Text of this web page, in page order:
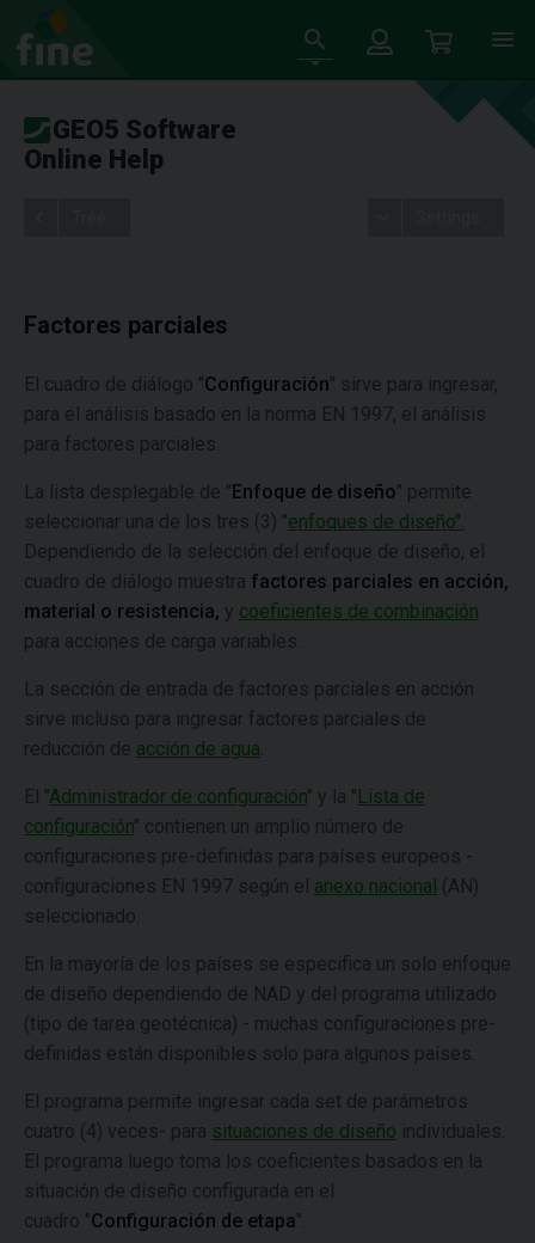
GEO5 Software
Online Help
Factores parciales
El cuadro de diálogo "Configuración" sirve para ingresar,
para el análisis basado en la norma EN 1997, el análisis
para factores parciales.
La lista desplegable de "Enfoque de diseño" permite
seleccionar una de los tres (3) "enfoques de diseño".
Dependiendo de la selección del enfoque de diseño, el
cuadro de diálogo muestra factores parciales en acción,
material o resistencia, y coeficientes de combinación
para acciones de carga variables.
La sección de entrada de factores parciales en acción
sirve incluso para ingresar factores parciales de
reducción de acción de agua
El "Administrador de configuración" y la "Lista de
configuración" contienen un amplio número de
configuraciones pre-definidas para países europeos -
configuraciones EN 1997 según el anexo nacional (AN)
seleccionado.
En la mayoría de los países se especifica un solo enfoque
de diseño dependiendo de NAD y del programa utilizado
(tipo de tarea geotécnica) - muchas configuraciones pre-
definidas están disponibles solo para algunos países.
El programa permite ingresar cada set de parámetros
cuatro (4) veces- para situaciones de diseño individuales.
El programa luego toma los coeficientes basados en la
situación de diseño configurada en el
cuadro "Configuración de etapa".